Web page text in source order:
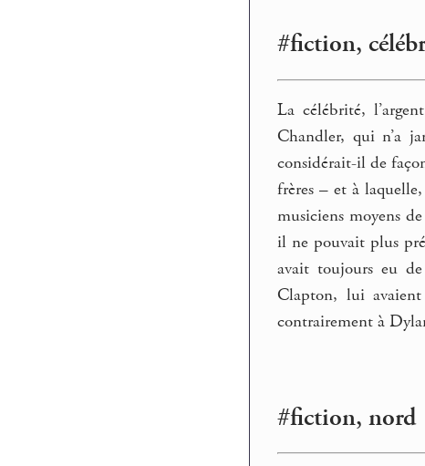
#fiction,
La célébrité,
Chandler, qui n’a
considérait-il de
frères – et à
musiciens moyens
il ne pouvait plus
avait toujours eu de
Clapton, lui avaient
contrairement à
#fiction, nord